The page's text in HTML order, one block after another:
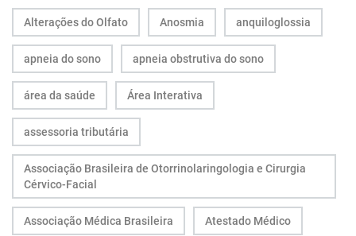
Alterações do Olfato Anosmia anquiloglossia
apneia do sono apneia obstrutiva do sono
área da saúde Área Interativa
assessoria tributária
Associação Brasileira de Otorrinolaringologia e Cirurgia
Cérvico-Facial
Associação Médica Brasileira Atestado Médico